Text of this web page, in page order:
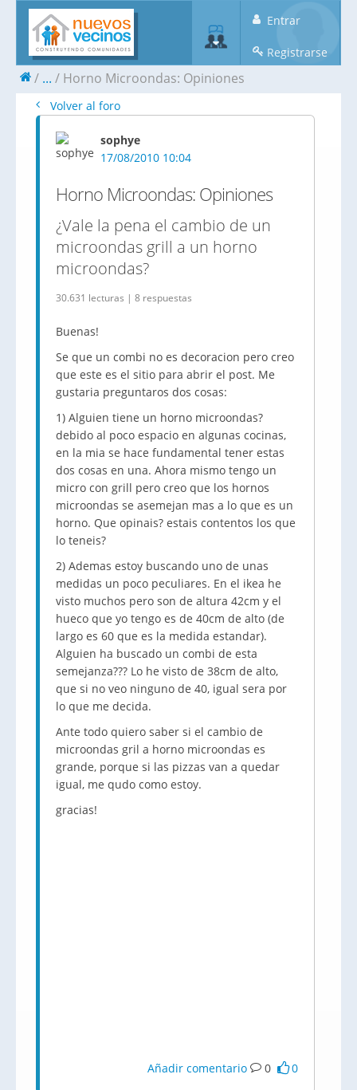
Entrar
Registrarse
... Horno Microondas: Opiniones
Volver al foro
sophye
17/08/2010 10:04
Horno Microondas: Opiniones
¿Vale la pena el cambio de un
microondas grill a un horno
microondas?
30.631 lecturas | 8 respuestas
Buenas!
Se que un combi no es decoracion pero creo
que este es el sitio para abrir el post. Me
gustaria preguntaros dos cosas:
1) Alguien tiene un horno microondas?
debido al poco espacio en algunas cocinas,
en la mia se hace fundamental tener estas
dos cosas en una. Ahora mismo tengo un
micro con grill pero creo que los hornos
microondas se asemejan mas a lo que es un
horno. Que opinais? estais contentos los que
lo teneis?
2) Ademas estoy buscando uno de unas
medidas un poco peculiares. En el ikea he
visto muchos pero son de altura 42cm y el
hueco que yo tengo es de 40cm de alto (de
largo es 60 que es la medida estandar).
Alguien ha buscado un combi de esta
semejanza??? Lo he visto de 38cm de alto,
que si no veo ninguno de 40, igual sera por
lo que me decida.
Ante todo quiero saber si el cambio de
microondas gril a horno microondas es
grande, porque si las pizzas van a quedar
igual, me qudo como estoy.
gracias!
Añadir comentario 0 0